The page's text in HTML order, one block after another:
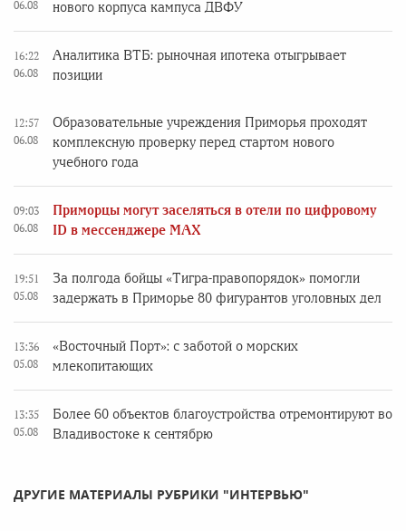
06.08
нового корпуса кампуса ДВФУ
16:22
06.08
Аналитика ВТБ: рыночная ипотека отыгрывает
позиции
12:57
06.08
Образовательные учреждения Приморья проходят
комплексную проверку перед стартом нового
учебного года
09:03
06.08
Приморцы могут заселяться в отели по цифровому
ID в мессенджере MAX
19:51
05.08
За полгода бойцы «Тигра-правопорядок» помогли
задержать в Приморье 80 фигурантов уголовных дел
13:36
05.08
«Восточный Порт»: с заботой о морских
млекопитающих
13:35
05.08
Более 60 объектов благоустройства отремонтируют во
Владивостоке к сентябрю
ДРУГИЕ МАТЕРИАЛЫ РУБРИКИ "ИНТЕРВЬЮ"